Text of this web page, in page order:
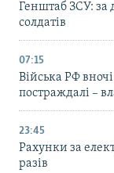
Генштаб ЗСУ: за
солдатів
07:15
Війська РФ
постраждалі –
23:45
Рахунки за
разів